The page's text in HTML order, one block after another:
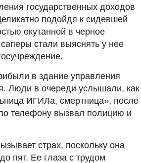
государственных доходов
подойдя к сидевшей
окутанной в черное
стали выяснять у нее
в здание управления
Люди в очереди услышали, как
ИГИЛа, смертница», после
телефону вызвал полицию и
страх, поскольку она
пят. Ее глаза с трудом